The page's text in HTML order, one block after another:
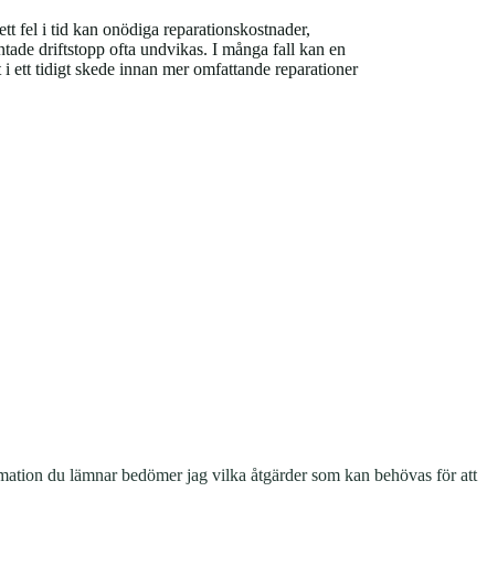
fel i tid kan onödiga reparationskostnader,
driftstopp ofta undvikas. I många fall kan en
ett tidigt skede innan mer omfattande reparationer
du lämnar bedömer jag vilka åtgärder som kan behövas för att